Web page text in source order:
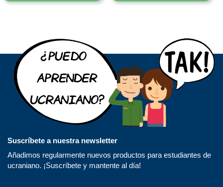
Suscríbete a nuestra newsletter
Añadimos regularmente nuevos productos para estudiantes de
ucraniano. ¡Suscríbete y mantente al día!